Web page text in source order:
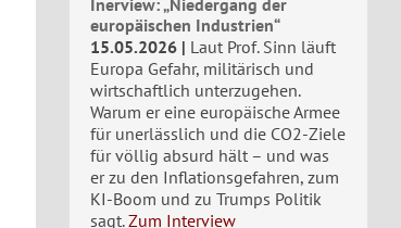
Inerview: „Niedergang der
europäischen Industrien“
15.05.2026
Laut Prof. Sinn läuft
Europa Gefahr, militärisch und
wirtschaftlich unterzugehen.
Warum er eine europäische Armee
für unerlässlich und die CO2-Ziele
für völlig absurd hält – und was
er zu den Inflationsgefahren, zum
KI-Boom und zu Trumps Politik
sagt. Zum Interview